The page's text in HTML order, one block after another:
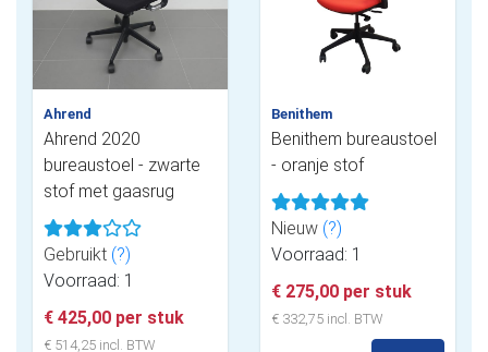
Ahrend
Ahrend 2020
bureaustoel - zwarte
stof met gaasrug
Gebruikt (?)
Voorraad: 1
€ 425,00 per stuk
€ 514,25 incl. BTW
Benithem
Benithem bureaustoel
- oranje stof
Nieuw (?)
Voorraad: 1
€ 275,00 per stuk
€ 332,75 incl. BTW